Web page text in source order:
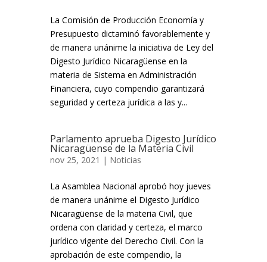
La Comisión de Producción Economía y
Presupuesto dictaminó favorablemente y
de manera unánime la iniciativa de Ley del
Digesto Jurídico Nicaragüense en la
materia de Sistema en Administración
Financiera, cuyo compendio garantizará
seguridad y certeza jurídica a las y...
Parlamento aprueba Digesto Jurídico
Nicaragüense de la Materia Civil
nov 25, 2021 | Noticias
La Asamblea Nacional aprobó hoy jueves
de manera unánime el Digesto Jurídico
Nicaragüense de la materia Civil, que
ordena con claridad y certeza, el marco
jurídico vigente del Derecho Civil. Con la
aprobación de este compendio, la